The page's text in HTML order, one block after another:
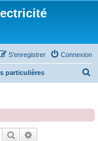
Connexion
S’enregistrer
particulières
Rechercher